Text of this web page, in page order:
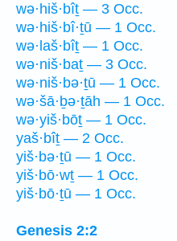
wə·hiš·bîṯ — 3 Occ.
wə·hiš·bî·ṯū — 1 Occ.
wə·laš·bîṯ — 1 Occ.
wə·niš·baṯ — 3 Occ.
wə·niš·bə·ṯū — 1 Occ.
wə·šā·ḇə·ṯāh — 1 Occ.
wə·yiš·bōṯ — 1 Occ.
yaš·bîṯ — 2 Occ.
yiš·bə·ṯū — 1 Occ.
yiš·bō·wṯ — 1 Occ.
yiš·bō·ṯū — 1 Occ.
Genesis 2:2